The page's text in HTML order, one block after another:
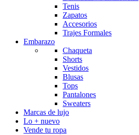
Tenis
Zapatos
Accesorios
Trajes Formales
Embarazo
Chaqueta
Shorts
Vestidos
Blusas
Tops
Pantalones
Sweaters
Marcas de lujo
Lo + nuevo
Vende tu ropa